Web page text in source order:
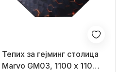
Тепих за гејминг столица
Marvo GM03, 1100 x 1100